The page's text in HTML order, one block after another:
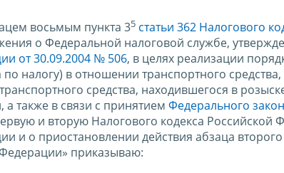
восьмым пункта 35 статьи 362 Налогового
о Федеральной налоговой службе,
от 30.09.2004 № 506, в целях реализации
налогу) в отношении транспортного
средства, находившегося в
также в связи с принятием Федерального
и вторую Налогового кодекса Российской
и о приостановлении действия абзаца
приказываю: